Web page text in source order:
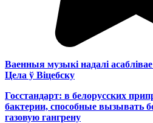
Ваенныя музыкі надалі
Цела ў Віцебску
Госстандарт: в белорусских
бактерии, способные вызывать
газовую гангрену